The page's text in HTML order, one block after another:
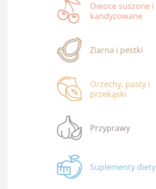
Owoce suszone i
kandyzowane
Ziarna i pestki
Orzechy, pasty i
przekąski
Przyprawy
Suplementy diety